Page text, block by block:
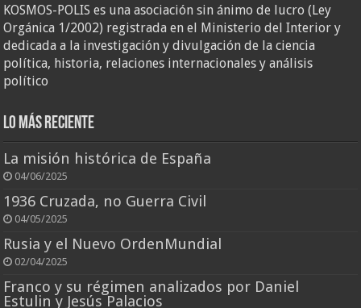
KOSMOS-POLIS es una asociación sin ánimo de lucro (Ley
Orgánica 1/2002) registrada en el Ministerio del Interior y
dedicada a la investigación y divulgación de la ciencia
política, historia, relaciones internacionales y análisis
político
Lo más reciente
La misión histórica de España
04/06/2025
1936 Cruzada, no Guerra Civil
04/05/2025
Rusia y el Nuevo OrdenMundial
02/04/2025
Franco y su régimen analizados por Daniel
Estulin y Jesús Palacios